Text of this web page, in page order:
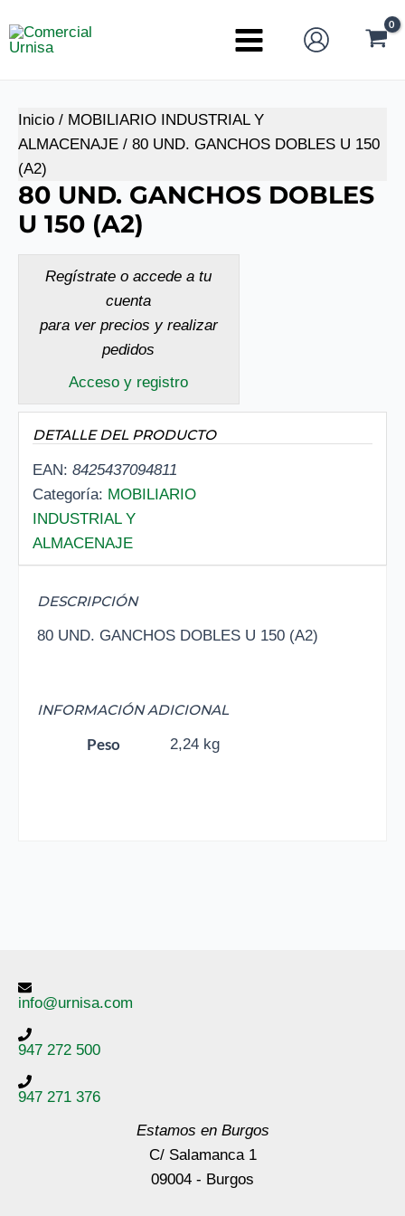
al
Main
Inicio / MOBILIARIO INDUSTRIAL Y
ALMACENAJE / 80 UND. GANCHOS DOBLES U 150
(A2)
80 UND. GANCHOS DOBLES
U 150 (A2)
Regístrate o accede a tu
cuenta
para ver precios y realizar
pedidos
Acceso y registro
DETALLE DEL PRODUCTO
EAN: 8425437094811
Categoría: MOBILIARIO
INDUSTRIAL Y
ALMACENAJE
DESCRIPCIÓN
80 UND. GANCHOS DOBLES U 150 (A2)
INFORMACIÓN ADICIONAL
Peso 2,24 kg
info@urnisa.com
947 272 500
947 271 376
Estamos en Burgos
C/ Salamanca 1
09004 - Burgos